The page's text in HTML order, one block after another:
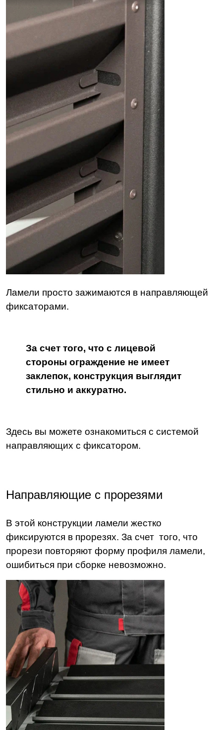
Ламели просто зажимаются в направляющей
фиксаторами.
За счет того, что с лицевой
стороны ограждение не имеет
заклепок, конструкция выглядит
стильно и аккуратно.
Здесь вы можете ознакомиться с системой
направляющих с фиксатором.
Направляющие с прорезями
В этой конструкции ламели жестко
фиксируются в прорезях. За счет того, что
прорези повторяют форму профиля ламели,
ошибиться при сборке невозможно.